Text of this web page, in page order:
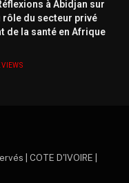
à Abidjan sur
rôle du secteur privé
de la santé en Afrique
VIEWS
| COTE D'IVOIRE |